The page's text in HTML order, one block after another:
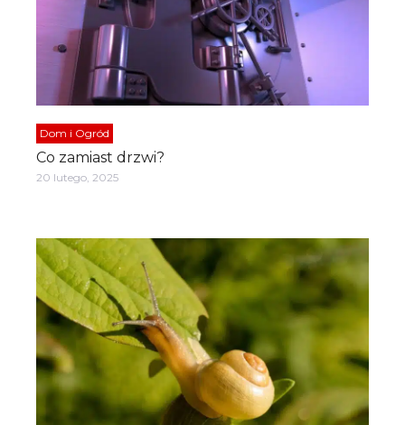
Dom i Ogród
Co zamiast drzwi?
20 lutego, 2025